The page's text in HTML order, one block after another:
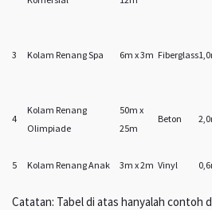
3
Kolam Renang Spa 6m x 3m Fiberglass
4
Kolam Renang
Olimpiade
50m x
25m
Beton
5
Kolam Renang Anak 3m x 2m Vinyl
Catatan: Tabel di atas hanyalah contoh